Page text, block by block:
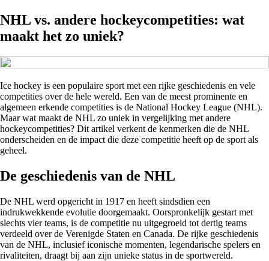
NHL vs. andere hockeycompetities: wat
maakt het zo uniek?
Ice hockey is een populaire sport met een rijke geschiedenis en vele
competities over de hele wereld. Een van de meest prominente en
algemeen erkende competities is de National Hockey League (NHL).
Maar wat maakt de NHL zo uniek in vergelijking met andere
hockeycompetities? Dit artikel verkent de kenmerken die de NHL
onderscheiden en de impact die deze competitie heeft op de sport als
geheel.
De geschiedenis van de NHL
De NHL werd opgericht in 1917 en heeft sindsdien een
indrukwekkende evolutie doorgemaakt. Oorspronkelijk gestart met
slechts vier teams, is de competitie nu uitgegroeid tot dertig teams
verdeeld over de Verenigde Staten en Canada. De rijke geschiedenis
van de NHL, inclusief iconische momenten, legendarische spelers en
rivaliteiten, draagt bij aan zijn unieke status in de sportwereld.